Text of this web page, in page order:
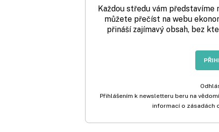
Každou středu vám
můžete přečíst na webu
přináší zajímavý obsah, bez
Přihlášením k newsletteru beru na
informací o zásadách